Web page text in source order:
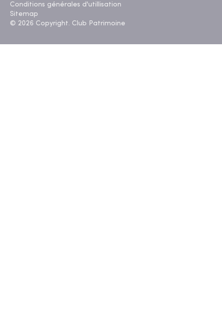
Conditions générales d'utillisation
Sitemap
© 2026 Copyright. Club Patrimoine